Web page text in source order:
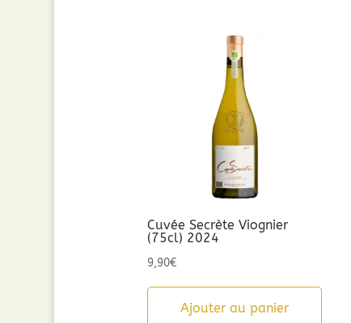
Cuvée Secrète Viognier
(75cl) 2024
9,90€
Ajouter au panier